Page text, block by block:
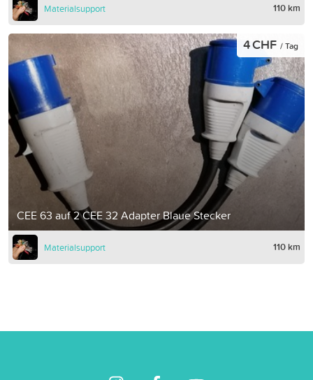
Materialsupport 110 km
CEE 63 auf 2 CEE 32 Adapter Blaue Stecker
4 CHF / Tag
Materialsupport 110 km